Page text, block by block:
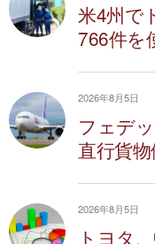
米4州で
766件を
2026年8月5日
フェデ
直行貨
2026年8月5日
トヨタ